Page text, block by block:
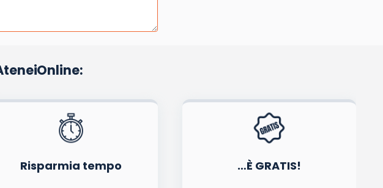
Dichiari di avere preso visione e di accettare quanto previsto dalla
Risparmia tempo …È GRATIS!